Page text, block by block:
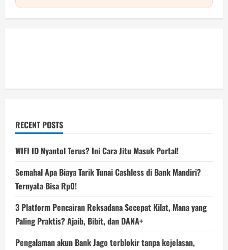
RECENT POSTS
WIFI ID Nyantol Terus? Ini Cara Jitu Masuk Portal!
Semahal Apa Biaya Tarik Tunai Cashless di Bank Mandiri?
Ternyata Bisa Rp0!
3 Platform Pencairan Reksadana Secepat Kilat, Mana yang
Paling Praktis? Ajaib, Bibit, dan DANA+
Pengalaman akun Bank Jago terblokir tanpa kejelasan,